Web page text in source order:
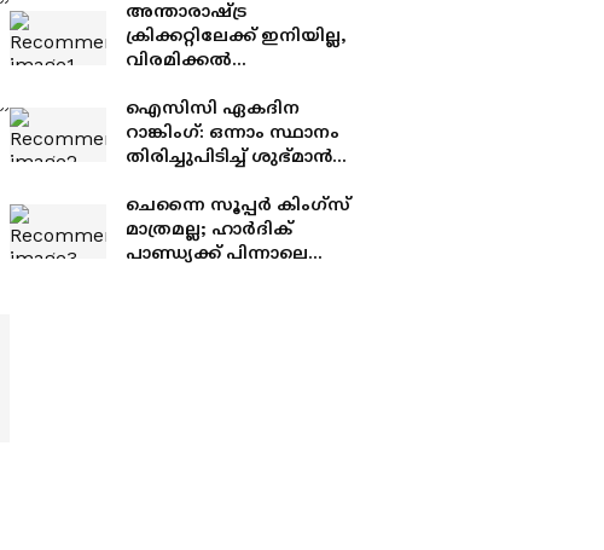
അന്താരാഷ്ട്ര
ക്രിക്കറ്റിലേക്ക് ഇനിയില്ല,
വിരമിക്കല്‍
അജിന്‍ക്യ രഹാനെ
ഐസിസി ഏകദിന
റാങ്കിംഗ്: ഒന്നാം സ്ഥാനം
തിരിച്ചുപിടിച്ച് ശുഭ്മാന്‍
ആറ് മാസത്തിന് ശേഷം
ചെന്നൈ സൂപ്പര്‍ കിംഗ്‌സ്
മാത്രമല്ല; ഹാര്‍ദിക്
പാണ്ഡ്യക്ക് പിന്നാലെ